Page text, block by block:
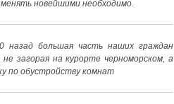
новейшими необходимо.
большая часть наших граждан
загорая на курорте черноморском, а
по обустройству комнат